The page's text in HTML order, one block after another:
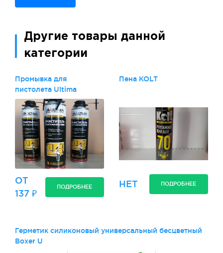
Другие товары данной
категории
Промывка для
пистолета Ultima
ОТ
137 ₽
ПОДРОБНЕЕ
Пена KOLT
НЕТ ПОДРОБНЕЕ
Герметик силиконовый универсальный бесцветный
Boxer U